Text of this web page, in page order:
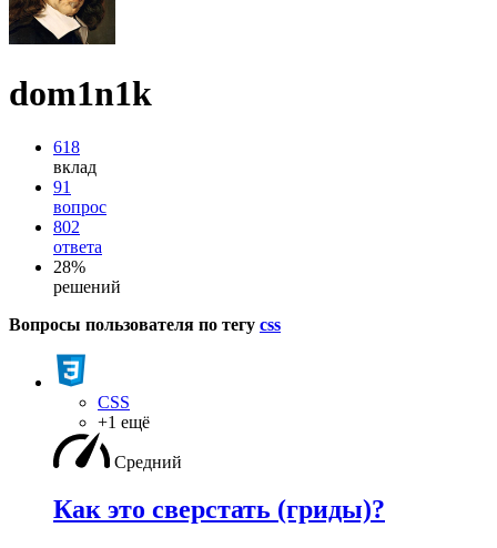
dom1n1k
618
вклад
91
вопрос
802
ответа
28%
решений
Вопросы пользователя по тегу css
CSS
+1 ещё
Средний
Как это сверстать (гриды)?